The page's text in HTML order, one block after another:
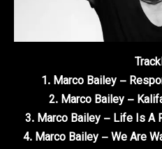
1. Marco Bailey –
2. Marco Bailey –
3. Marco Bailey – Life Is A
4. Marco Bailey – We Are